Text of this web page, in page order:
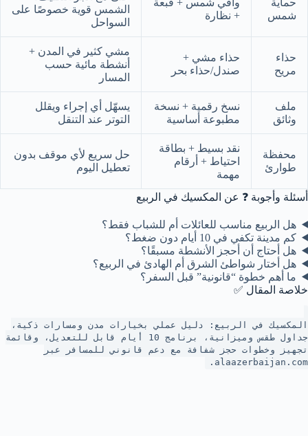
شمس
+ نظارة
الشمس قوية خصوصًا على
السواحل
حذاء
مريح
حذاء مشي +
صندل/حذاء بحر
مشي كثير في المدن +
أنشطة مائية حسب
المسار
ملف
وثائق
نسخ رقمية + نسخة
مطبوعة أساسية
يسهّل أي إجراء ويقلل
التوتر عند التنقل
محفظة
طوارئ
نقد بسيط + بطاقة
احتياط + أرقام
مهمة
حل سريع لأي موقف بدون
تعطيل اليوم
أسئلة وأجوبة ❓ عن المكسيك في الربيع
هل الربيع مناسب للعائلات أم للشباب فقط؟
كم مدينة تكفي في 10 أيام دون ضغط؟
هل أحتاج أن أحجز الأنشطة مسبقًا؟
هل أختار شواطئ الشرق أم الهادئ في الربيع؟
ما أهم خطوة “قانونية” قبل السفر؟
خلاصة المقال ✅
المكسيك في الربيع: دليل عملي بخيارات مدن ومسارات ذكية،
جداول طقس وميزانية، برنامج 10 أيام قابل للتعديل، وقائمة
تجهيز وخطوات حجز شفافة مع دعم قانوني للمسافر عبر
alaazerbaijan.com.